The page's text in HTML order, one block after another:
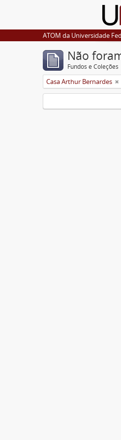
ATOM da Universidade
Não
Fundos e Coleções
Casa Arthur Bernardes